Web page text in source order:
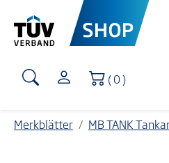
Warenkorb
( 0 )
Merkblätter MB TANK